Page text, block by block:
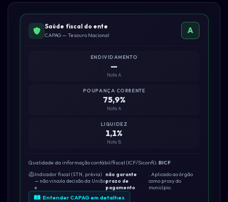
Saúde fiscal do ente
CAPAG — Tesouro Nacional
A
ENDIVIDAMENTO
—
Nota A
POUPANÇA CORRENTE
75,9%
Nota A
LIQUIDEZ
1,1%
Nota B
Qualidade da informação contábil/fiscal (ICF/Siconfi): BICF
Indicador fiscal (STN, prévia)
— não vincula decisão da União
e
não garante
prazo de
pagamento
. Aplicado ao órgão
como proxy do
município.
Entender CAPAG em detalhes